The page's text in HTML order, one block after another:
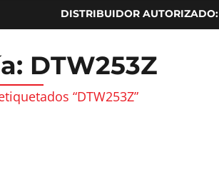
DISTRIBUIDOR AUTORIZADO:
DTW253Z
“DTW253Z”